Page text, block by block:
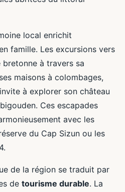
local enrichit
famille. Les excursions vers
bretonne à travers sa
maisons à colombages,
à explorer son château
Ces escapades
avec les
du Cap Sizun ou les
de la région se traduit par
de tourisme durable. La